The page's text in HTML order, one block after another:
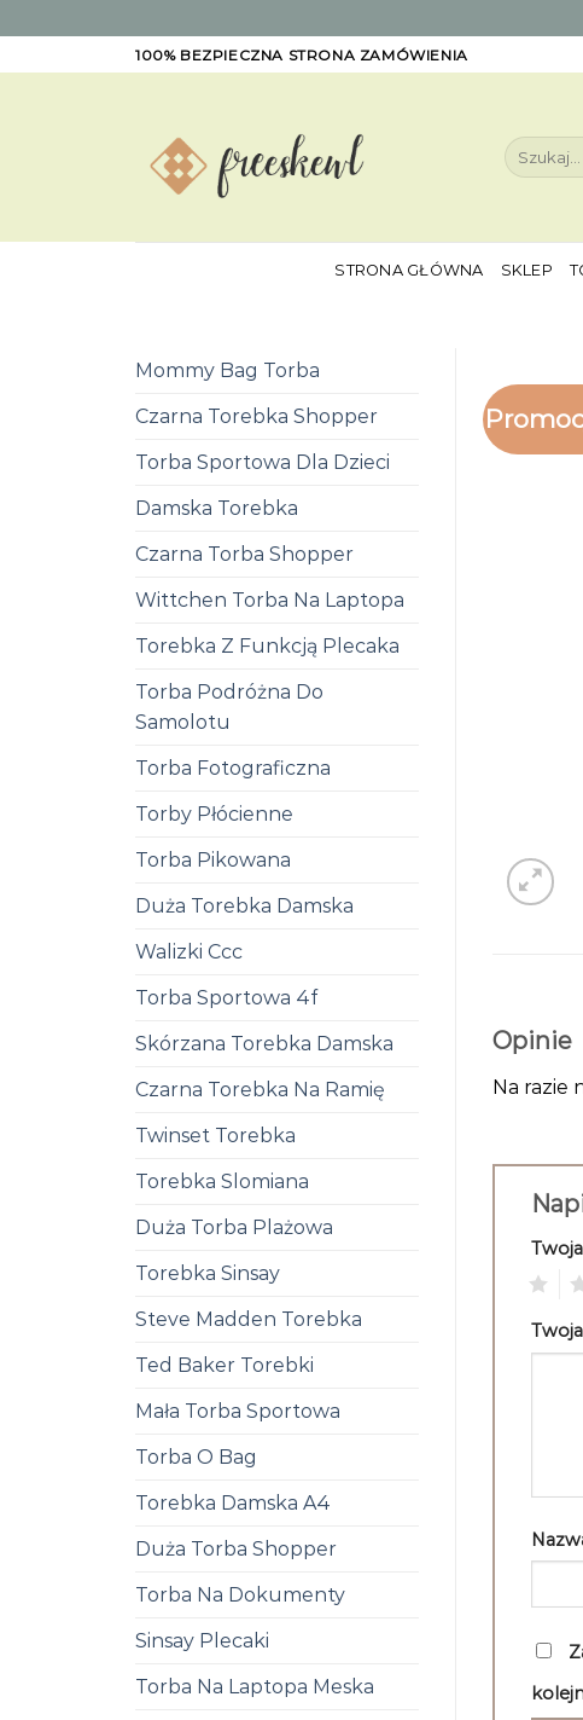
to
100% BEZPIECZNA STRONA ZAMÓWIENIA
Szukaj:
STRONA GŁÓWNA SKLEP
Mommy Bag Torba
Czarna Torebka Shopper
Torba Sportowa Dla Dzieci
Damska Torebka
Czarna Torba Shopper
Wittchen Torba Na Laptopa
Torebka Z Funkcją Plecaka
Torba Podróżna Do
Samolotu
Torba Fotograficzna
Torby Płócienne
Torba Pikowana
Duża Torebka Damska
Walizki Ccc
Torba Sportowa 4f
Skórzana Torebka Damska
Czarna Torebka Na Ramię
Twinset Torebka
Torebka Slomiana
Duża Torba Plażowa
Torebka Sinsay
Steve Madden Torebka
Ted Baker Torebki
Mała Torba Sportowa
Torba O Bag
Torebka Damska A4
Duża Torba Shopper
Torba Na Dokumenty
Sinsay Plecaki
Torba Na Laptopa Meska
Opinie
Na razie